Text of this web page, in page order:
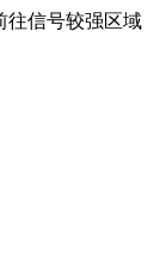
往信号较强区域